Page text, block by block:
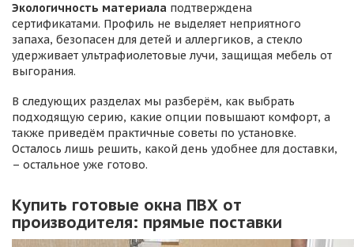
Экологичность материала подтверждена
сертификатами. Профиль не выделяет неприятного
запаха, безопасен для детей и аллергиков, а стекло
удерживает ультрафиолетовые лучи, защищая мебель от
выгорания.
В следующих разделах мы разберём, как выбрать
подходящую серию, какие опции повышают комфорт, а
также приведём практичные советы по установке.
Осталось лишь решить, какой день удобнее для доставки,
– остальное уже готово.
Купить готовые окна ПВХ от
производителя: прямые поставки